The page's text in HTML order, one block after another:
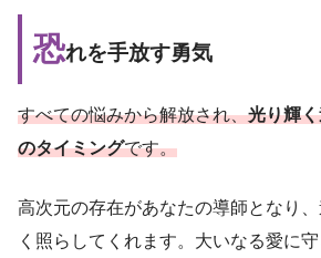
恐れを手放す勇気
すべての悩みから解放され、光り輝
のタイミングです。
高次元の存在があなたの導師となり
く照らしてくれます。大いなる愛に